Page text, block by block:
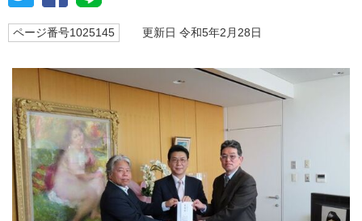
ページ番号1025145 更新日 令和5年2月28日